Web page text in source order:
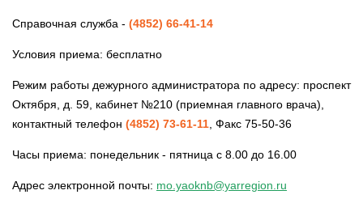
Справочная служба - (4852) 66-41-14
Условия приема: бесплатно
Режим работы дежурного администратора по адресу: проспект
Октября, д. 59, кабинет №210 (приемная главного врача),
контактный телефон (4852) 73-61-11 , Факс 75-50-36
Часы приема: понедельник - пятница с 8.00 до 16.00
Адрес электронной почты: mo.yaoknb@yarregion.ru